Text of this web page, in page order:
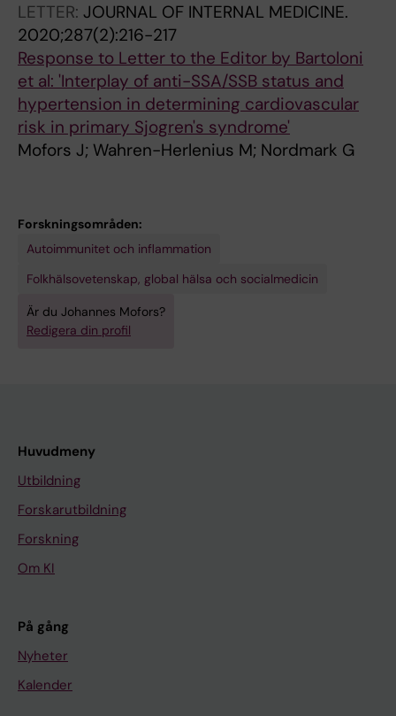
Wahren-Herlenius M
LETTER: JOURNAL OF INTERNAL MEDICINE.
2020;287(2):216-217
Response to Letter to the Editor by Bartoloni
et al: 'Interplay of anti-SSA/SSB status and
hypertension in determining cardiovascular
risk in primary Sjogren's syndrome'
Mofors J; Wahren-Herlenius M; Nordmark G
Forskningsområden:
Autoimmunitet och inflammation
Folkhälsovetenskap, global hälsa och socialmedicin
Är du Johannes Mofors?
Redigera din profil
Huvudmeny
Utbildning
Forskarutbildning
Forskning
Om KI
På gång
Nyheter
Kalender